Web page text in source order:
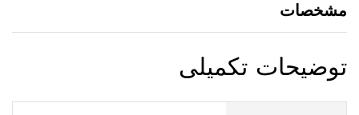
مشخصات
توضیحات تکمیلی